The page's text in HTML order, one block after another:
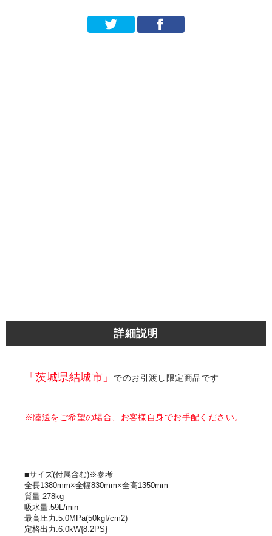
詳細説明
「茨城県結城市」 でのお引渡し限定商品です
※陸送をご希望の場合、お客様自身でお手配ください。
■サイズ(付属含む)※参考
全長1380mm×全幅830mm×全高1350mm
質量 278kg
吸水量:59L/min
最高圧力:5.0MPa(50kgf/cm2)
定格出力:6.0kW{8.2PS}